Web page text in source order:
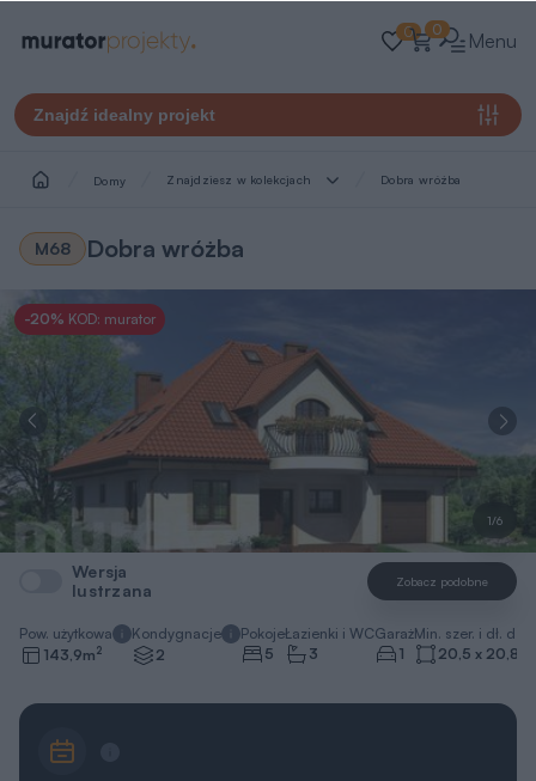
0 0 Menu
Znajdź idealny projekt
Domy Znajdziesz w kolekcjach Dobra wróżba
M68 Dobra wróżba
1/6
-20% KOD: murator
Wersja
lustrzana
Zobacz podobne
Pow. użytkowa
143,9m2
Kondygnacje
2
Pokoje
5
Łazienki i WC
3
Garaż
1
Min. szer. i dł.
20,5 x 20,8